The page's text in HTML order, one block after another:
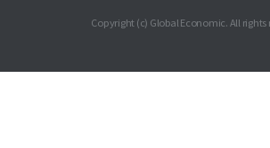
Copyright (c) Global Economic. All rights